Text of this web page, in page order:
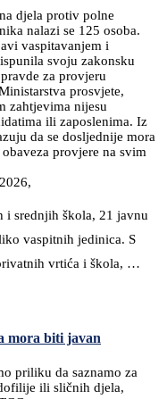
djela protiv polne
nalazi se 125 osoba.
vaspitavanjem i
svoju zakonsku
za provjeru
prosvjete,
zahtjevima nijesu
ili zaposlenima. Iz
da se dosljednije mora
provjere na svim
i srednjih škola, 21 javnu
vaspitnih jedinica. S
vrtića i škola, …
mora biti javan
priliku da saznamo za
ili sličnih djela,